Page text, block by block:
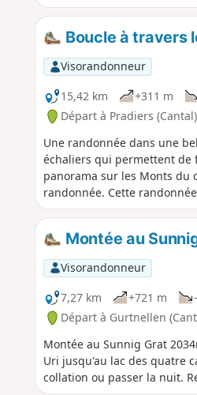
Boucle à travers
Visorandonneur
15,42 km
+311 m
Départ à Pradiers (Cantal)
Une randonnée dans une
échaliers qui permettent de
panorama sur les Monts du
randonnée. Cette
Montée au
Visorandonneur
7,27 km
+721 m
Départ à Gurtnellen
Montée au Sunnig Grat
Uri jusqu'au lac des quatre
collation ou passer la nuit.